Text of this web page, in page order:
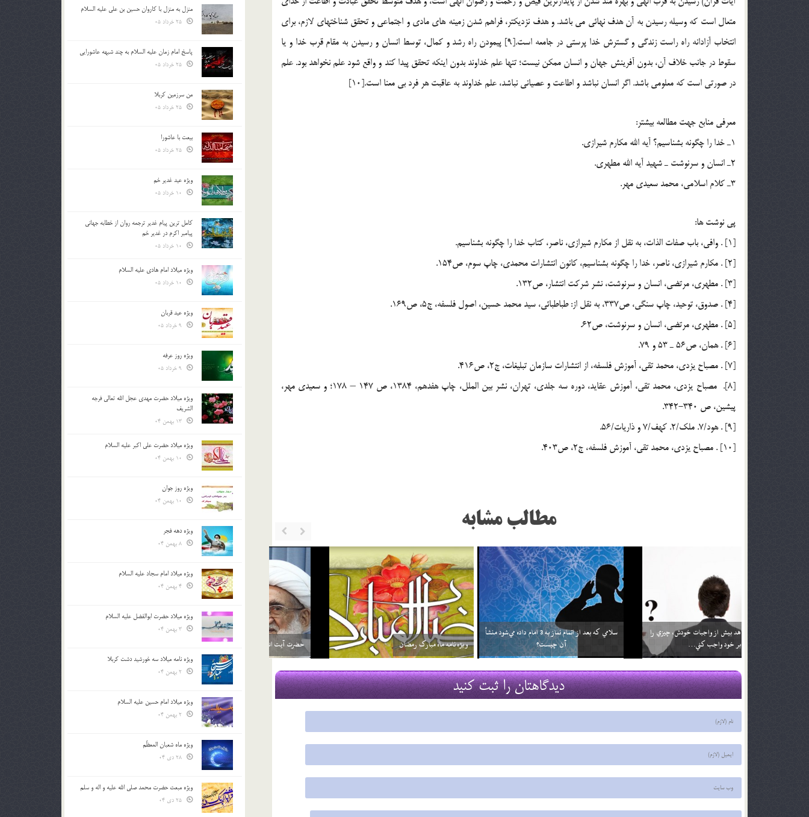
متعال است كه وسيله رسيدن به آن هدف نهائي مي باشد. و هدف نزديكتر، فراهم شدن زمينه هاي مادي و اجتماعي و تحقق شناختهاي لازم، براي
انتخاب آزادانه راه راست زندگي و گسترش خدا پرستي در جامعه است.[9] پيمودن راه رشد و كمال، توسط انسان و رسيدن به مقام قرب خدا و يا
سقوط در جانب خلاف آن، بدون آفرينش جهان و انسان ممكن نيست؛ تنها علم خداوند بدون اينكه تحقق پيدا كند و واقع شود علم نخواهد بود. علم
در صورتي است كه معلومي باشد. اگر انسان نباشد و اطاعت و عصياني نباشد، علم خداوند به عاقبت هر فرد بي معنا است.[10]
معرفي منابع جهت مطالعه بيشتر:
1ـ خدا را چگونه بشناسيم؟ آيه الله مكارم شيرازي.
2ـ انسان و سرنوشت ـ شهيد آيه الله مطهري.
3ـ کلام اسلامي، محمد سعيدي مهر.
پي نوشت ها:
[1] . وافي، باب صفات الذات، به نقل از مكارم شيرازي، ناصر، كتاب خدا را چگونه بشناسيم.
[2] . مكارم شيرازي، ناصر، خدا را چگونه بشناسيم، كانون انتشارات محمدي، چاپ سوم، ص154.
[3] . مطهري، مرتضي، انسان و سرنوشت، نشر شركت انتشار، ص132.
[4] . صدوق، توحيد، چاپ سنگي، ص337، به نقل از: طباطبائي، سيد محمد حسين، اصول فلسفه، ج5، ص169.
[5] . مطهري، مرتضي، انسان و سرنوشت، ص62.
[6] . همان، ص56 ـ 53 و 79.
[7] . مصباح يزدي، محمد تقي، آموزش فلسفه، از انتشارات سازمان تبليغات، ج2، ص416.
[8]. مصباح يزدي، محمد تقي، آموزش عقايد، دوره سه جلدي، تهران، نشر بين الملل، چاپ هفدهم، 1384، ص 147 – 178؛ و سعيدي مهر،
پيشين، ص 340-342.
[9] . هود/7. ملك/2. كهف/7 و ذاريات/56.
[10] . مصباح يزدي، محمد تقي، آموزش فلسفه، ج2، ص403.
مطالب مشابه
اگر تأثير ترجمه قرآن براي من بيشتر باشد آيا مي توانم
فقط ترجمه آن را بخوانم؟ آيا اشكالي ندارد؟
2 اسفند 96
خداوند نمي‌خواهد بيش از واجبات خودش، چيزي را
بر خود واجب كني…
2 اسفند 96
سلامي كه بعد از اتمام نماز به 3 امام داده مي‌شود منشأ
آن چيست؟
2 اسفند 96
دیدگاهتان را ثبت کنید
منزل به منزل با کاروان حسین بن علی علیه السلام
پاسخ امام زمان علیه السلام به چند شبهه عاشورایی
من سرزمین کربلا
بیعت با عاشورا
ویژه عید غدیر خم
کامل ترین پیام غدیر ترجمه روان از خطابه جهانی
پیامبر اکرم در غدیر خم
ویژه میلاد امام هادی علیه السلام
ویژه عید قربان
ویژه روز عرفه
ویژه میلاد حضرت مهدی عجل الله تعالی فرجه
الشريف
ویژه میلاد حضرت علی اکبر علیه السلام
ویژه روز جوان
ویژه دهه فجر
ویژه میلاد امام سجاد علیه السلام
ویژه میلاد حضرت ابوالفضل علیه السلام
ویژه نامه میلاد سه خورشید دشت کربلا
ویژه میلاد امام حسین علیه السلام
ویژه ماه شعبان المعظّم
ویژه مبعث حضرت محمد صلی الله علیه و اله و سلم